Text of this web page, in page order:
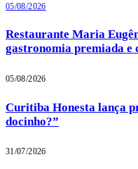
05/08/2026
Restaurante Maria
gastronomia premiada e
05/08/2026
Curitiba Honesta lança
docinho?”
31/07/2026